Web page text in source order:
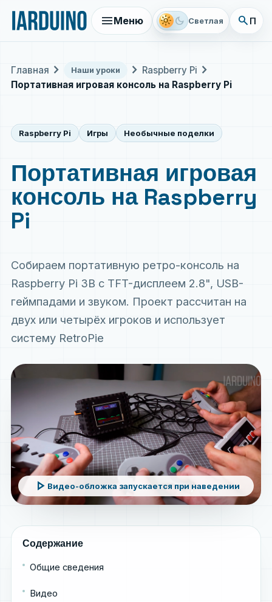
menuМеню light_mode dark_mode Светлая search
Главная chevron_right Наши уроки chevron_right Raspberry Pi chevron_right
Портативная игровая консоль на Raspberry Pi
Raspberry Pi Игры Необычные поделки
Портативная игровая
консоль на Raspberry
Pi
Собираем портативную ретро-консоль на
Raspberry Pi 3B с TFT-дисплеем 2.8", USB-
геймпадами и звуком. Проект рассчитан на
двух или четырёх игроков и использует
систему RetroPie
play_arrow Видео-обложка запускается при наведении
Содержание
Общие сведения
Видео